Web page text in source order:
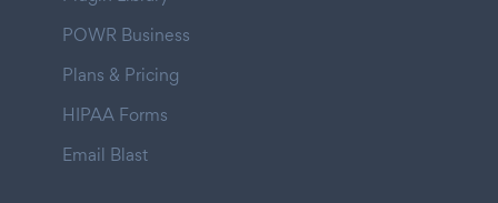
POWR Business
Plans & Pricing
HIPAA Forms
Email Blast